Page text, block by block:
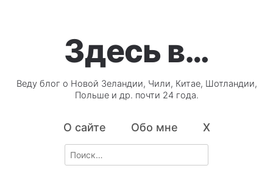
Здесь в…
Веду блог о Новой Зеландии, Чили, Китае, Шотландии,
Польше и др. почти 24 года.
О сайте Обо мне X
Search
for: